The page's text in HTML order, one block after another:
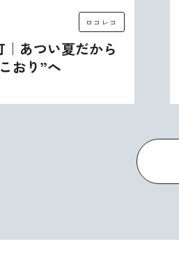
ロコレコ
あつい夏だから
おり”へ